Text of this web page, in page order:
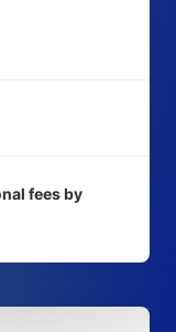
fees by